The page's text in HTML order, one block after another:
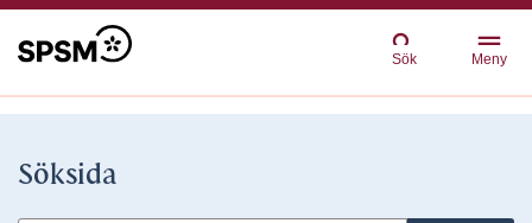
Sök Meny
Söksida